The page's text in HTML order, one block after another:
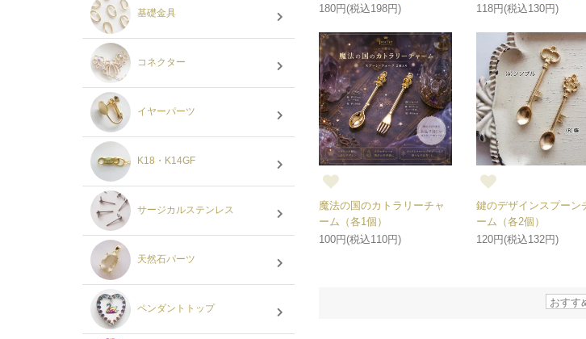
180円(税込198円)
118円(税込130円)
魔法の国のカトラリーチャ
ーム（各1個）
100円(税込110円)
鍵のデザインスプーン
ーム（各2個）
120円(税込132円)
基礎金具
コネクター
イヤーパーツ
K18・K14GF
サージカルステンレス
天然石パーツ
ペンダントトップ